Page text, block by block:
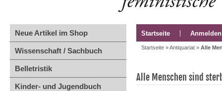
Neue Artikel im Shop
Wissenschaft / Sachbuch
Belletristik
Kinder- und Jugendbuch
Startseite Anmelden
Startseite »Antiquariat » Alle
Alle Menschen sind